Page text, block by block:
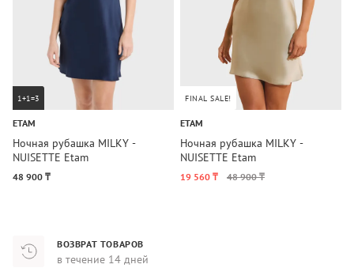
1+1=3
ETAM
Ночная рубашка MILKY -
NUISETTE Etam
48 900 ₸
FINAL SALE!
ETAM
Ночная рубашка MILKY -
NUISETTE Etam
19 560 ₸ 48 900 ₸
ВОЗВРАТ ТОВАРОВ
в течение 14 дней